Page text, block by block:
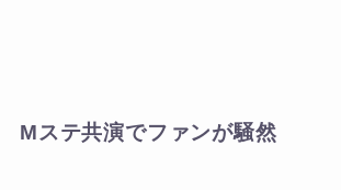
Mステ共演でファンが騒然